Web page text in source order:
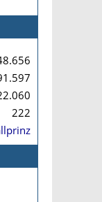
222